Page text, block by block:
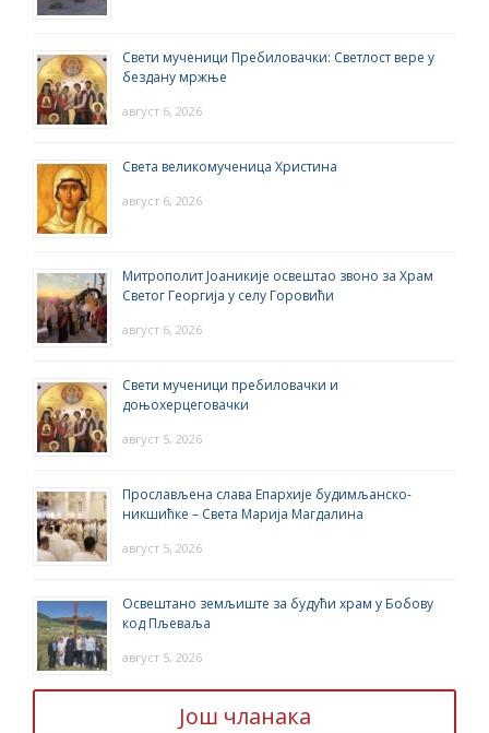
Свети мученици Пребиловачки: Светлост вере у
бездану мржње
август 6, 2026
Света великомученица Христина
август 6, 2026
Митрополит Јоаникије освештао звоно за Храм
Светог Георгија у селу Горовићи
август 6, 2026
Свети мученици пребиловачки и
доњохерцеговачки
август 5, 2026
Прослављена слава Епархије будимљанско-
никшићке – Света Марија Магдалина
август 5, 2026
Освештано земљиште за будући храм у Бобову
код Пљеваља
август 5, 2026
Још чланака